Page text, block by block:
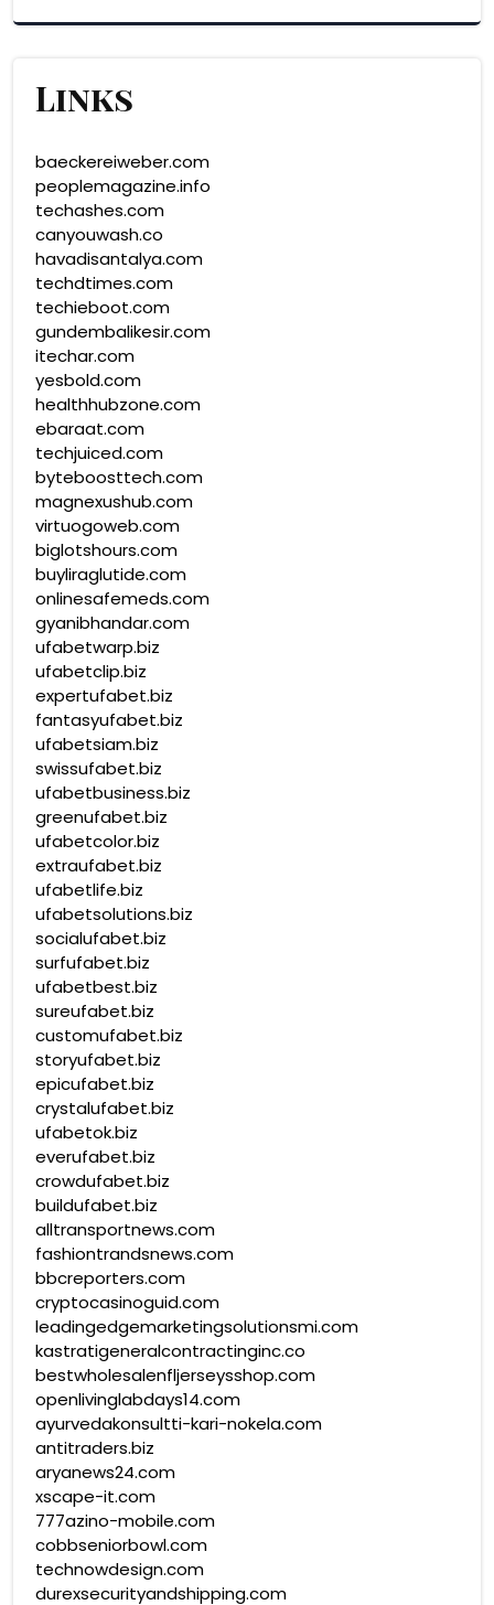
Links
baeckereiweber.com
peoplemagazine.info
techashes.com
canyouwash.co
havadisantalya.com
techdtimes.com
techieboot.com
gundembalikesir.com
itechar.com
yesbold.com
healthhubzone.com
ebaraat.com
techjuiced.com
byteboosttech.com
magnexushub.com
virtuogoweb.com
biglotshours.com
buyliraglutide.com
onlinesafemeds.com
gyanibhandar.com
ufabetwarp.biz
ufabetclip.biz
expertufabet.biz
fantasyufabet.biz
ufabetsiam.biz
swissufabet.biz
ufabetbusiness.biz
greenufabet.biz
ufabetcolor.biz
extraufabet.biz
ufabetlife.biz
ufabetsolutions.biz
socialufabet.biz
surfufabet.biz
ufabetbest.biz
sureufabet.biz
customufabet.biz
storyufabet.biz
epicufabet.biz
crystalufabet.biz
ufabetok.biz
everufabet.biz
crowdufabet.biz
buildufabet.biz
alltransportnews.com
fashiontrandsnews.com
bbcreporters.com
cryptocasinoguid.com
leadingedgemarketingsolutionsmi.com
kastratigeneralcontractinginc.co
bestwholesalenfljerseysshop.com
openlivinglabdays14.com
ayurvedakonsultti-kari-nokela.com
antitraders.biz
aryanews24.com
xscape-it.com
777azino-mobile.com
cobbseniorbowl.com
technowdesign.com
durexsecurityandshipping.com